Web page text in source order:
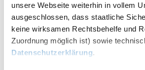
unsere Webseite weiterhin in vollem
ausgeschlossen, dass staatliche
keine wirksamen Rechtsbehelfe und
Zuordnung möglich ist) sowie
Datenschutzerklärung.